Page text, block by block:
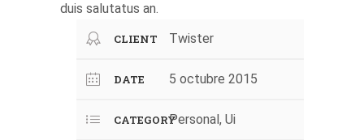
duis salutatus an.
CLIENT Twister
DATE 5 octubre 2015
CATEGORYPersonal, Ui